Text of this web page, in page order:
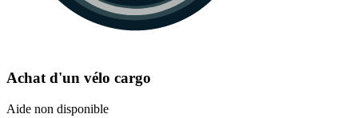
Achat d'un vélo cargo
Aide non disponible